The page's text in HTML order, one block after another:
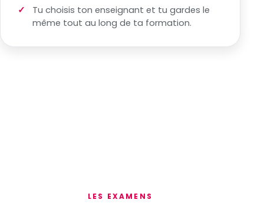
Tu choisis ton enseignant et tu gardes le
même tout au long de ta formation.
LES EXAMENS